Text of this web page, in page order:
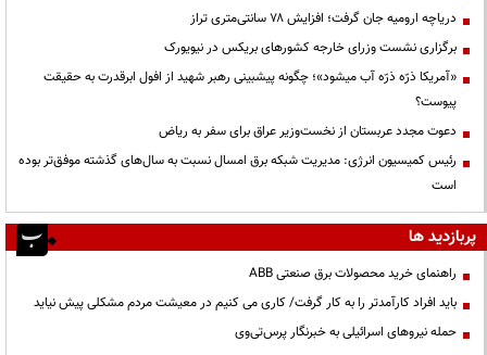
دریاچه ارومیه جان گرفت؛ افزایش ۷۸ سانتی‌متری تراز
برگزاری نشست وزرای خارجه کشورهای بریکس در نیویورک
«آمریکا ذرّه ذرّه آب میشود»؛ چگونه پیشبینی رهبر شهید از افول ابرقدرت به حقیقت
پیوست؟
دعوت مجدد عربستان از نخست‌وزیر عراق برای سفر به ریاض
رئیس کمیسیون انرژی: مدیریت شبکه برق امسال نسبت به سال‌های گذشته موفق‌تر بوده
است
پربازدید ها
راهنمای خرید محصولات برق صنعتی ABB
باید افراد کارآمدتر را به کار گرفت/ کاری می کنیم در معیشت مردم مشکلی پیش نیاید
حمله نیروهای اسرائیلی به خبرنگار پرس‌تی‌وی